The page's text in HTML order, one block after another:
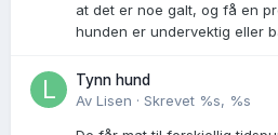
at det er noe galt, og få en
hunden er undervektig eller
Tynn hund
Av Lisen · Skrevet %s, %s